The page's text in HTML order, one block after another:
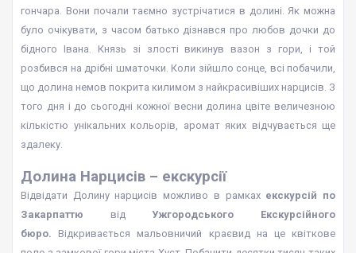
гончара. Вони почали таємно зустрічатися в долині. Як можна
було очікувати, з часом батько дізнався про любов дочки до
бідного Івана. Князь зі злості викинув вазон з гори, і той
розбився на дрібні шматочки. Коли зійшло сонце, всі побачили,
що долина немов покрита килимом з найкрасивіших нарцисів. З
того дня і до сьогодні кожної весни долина цвіте величезною
кількістю унікальних кольорів, аромат яких відчувається ще
здалеку.
Долина Нарцисів – екскурсії
Відвідати Долину нарцисів можливо в рамках екскурсій по
Закарпаттю відУжгородського Екскурсійного
бюро. Відкривається мальовничий краєвид на це квіткове